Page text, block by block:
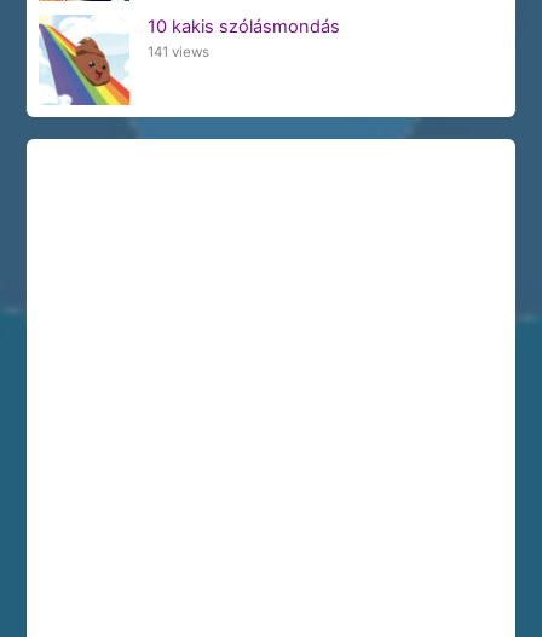
10 kakis szólásmondás
141 views